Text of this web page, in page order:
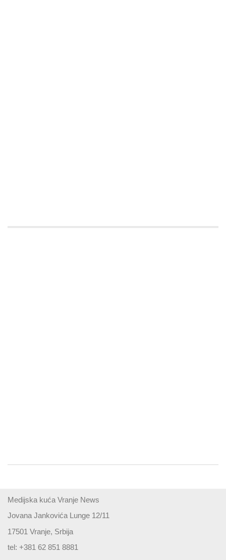
Medijska kuća Vranje News
Jovana Jankovića Lunge 12/11
17501 Vranje, Srbija
tel: +381 62 851 8881